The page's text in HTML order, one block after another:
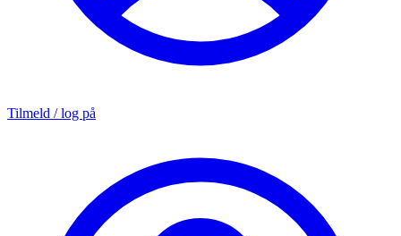
Tilmeld / log på